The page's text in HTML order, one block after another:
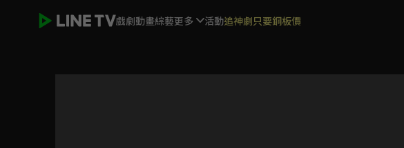
戲劇動畫綜藝更多 活動追神劇只要銅板價